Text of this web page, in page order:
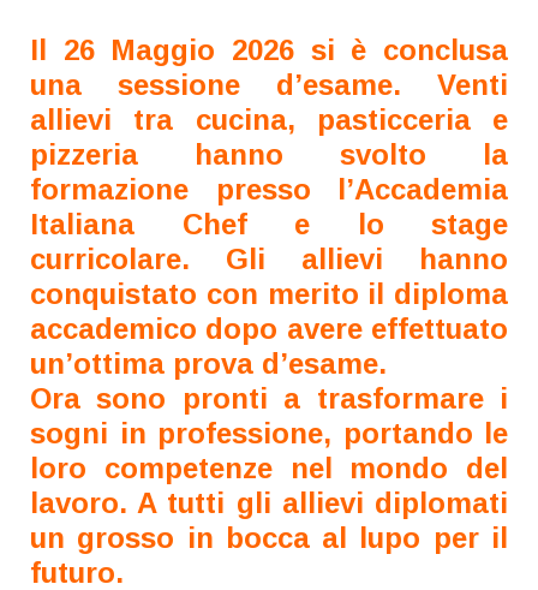
Il 26 Maggio 2026 si è conclusa
una sessione d’esame. Venti
allievi tra cucina, pasticceria e
pizzeria hanno svolto la
formazione presso l’Accademia
Italiana Chef e lo stage
curricolare. Gli allievi hanno
conquistato con merito il diploma
accademico dopo avere effettuato
un’ottima prova d’esame.
Ora sono pronti a trasformare i
sogni in professione, portando le
loro competenze nel mondo del
lavoro. A tutti gli allievi diplomati
un grosso in bocca al lupo per il
futuro.